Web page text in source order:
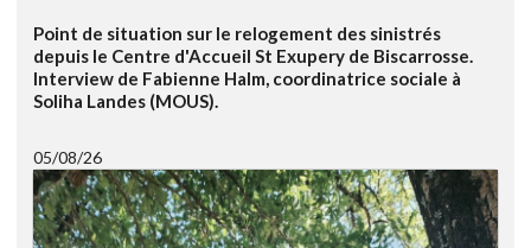
Point de situation sur le relogement des sinistrés
depuis le Centre d'Accueil St Exupery de Biscarrosse.
Interview de Fabienne Halm, coordinatrice sociale à
Soliha Landes (MOUS).
05/08/26